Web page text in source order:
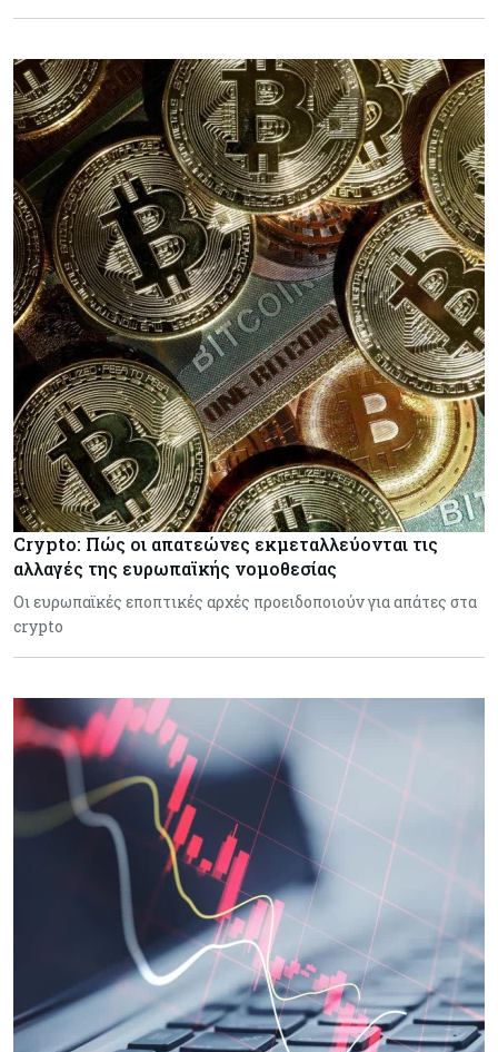
Crypto: Πώς οι απατεώνες εκμεταλλεύονται τις
αλλαγές της ευρωπαϊκής νομοθεσίας
Οι ευρωπαϊκές εποπτικές αρχές προειδοποιούν για απάτες στα
crypto